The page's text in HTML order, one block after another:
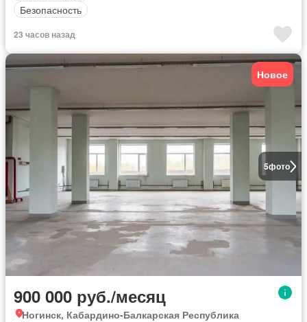
Безопасность
23 часов назад
5фото
Новое
900 000 руб./месяц
Ногинск, Кабардино-Балкарская Республика